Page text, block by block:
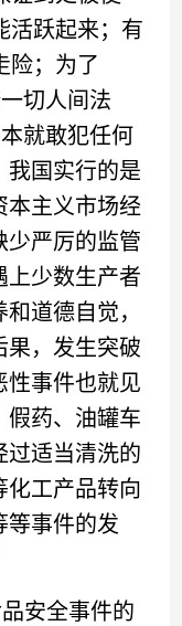
活跃起来；有
险；为了
切人间法
就敢犯任何
我国实行的是
本主义市场经
少严厉的监管
上少数生产者
道德自觉，
果，发生突破
性事件也就见
假药、油罐车
过适当清洗的
化工产品转向
等事件的发
安全事件的